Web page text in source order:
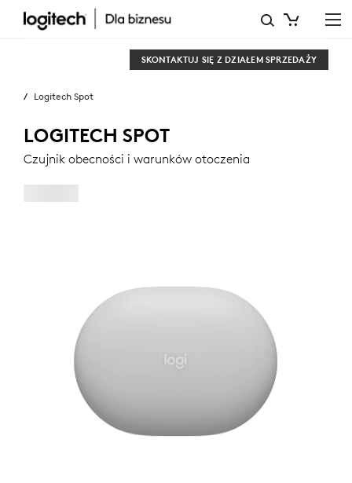
CZUJNIK
OBECNOŚCI
OTOCZENIA
LOGITECH
SPOT
SKONTAKTUJ SIĘ Z DZIAŁEM SPRZEDAŻY
Logitech Spot
LOGITECH SPOT
Czujnik obecności i warunków otoczenia